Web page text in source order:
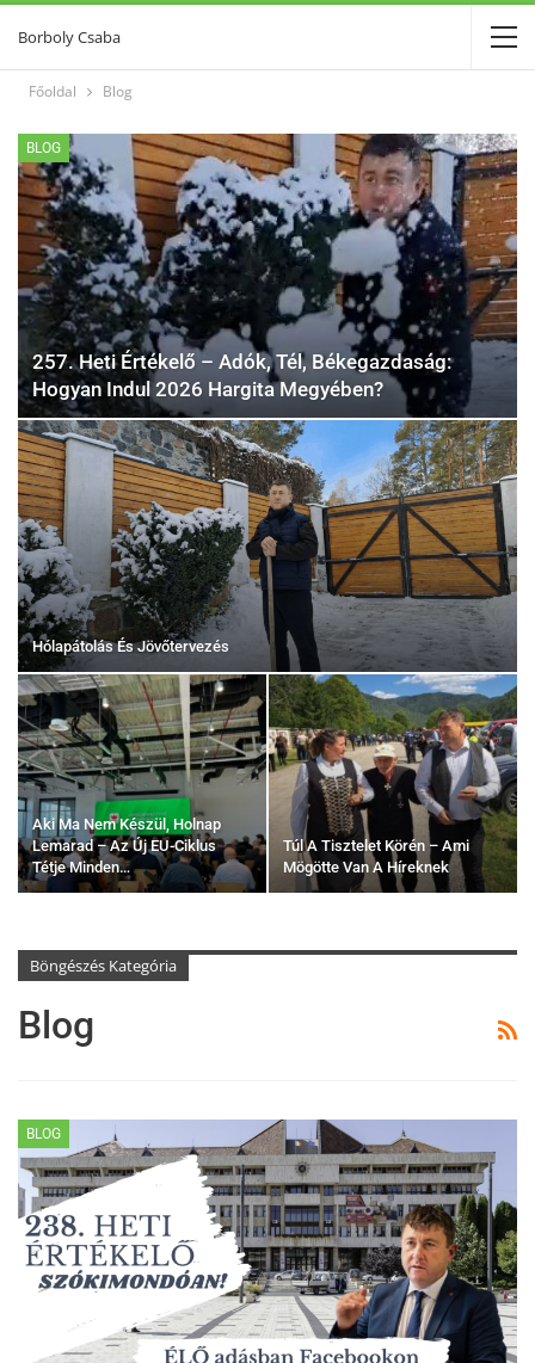
Borboly Csaba
Főoldal Blog
BLOG
257. Heti Értékelő – Adók, Tél, Békegazdaság:
Hogyan Indul 2026 Hargita Megyében?
Hólapátolás És Jövőtervezés
Aki Ma Nem Készül, Holnap
Lemarad – Az Új EU-Ciklus
Tétje Minden…
Túl A Tisztelet Körén – Ami
Mögötte Van A Híreknek
Böngészés Kategória
Blog
BLOG